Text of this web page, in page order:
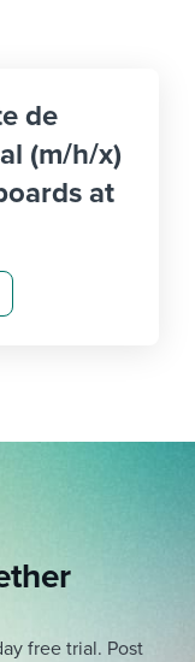
de
(m/h/x)
at
free trial. Post